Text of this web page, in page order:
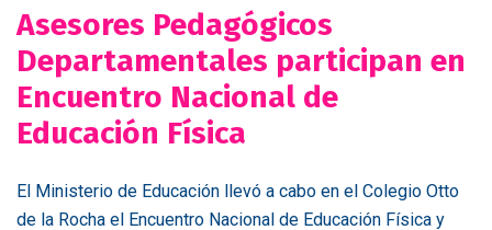
Asesores Pedagógicos
Departamentales participan en
Encuentro Nacional de
Educación Física
El Ministerio de Educación llevó a cabo en el Colegio Otto
de la Rocha el Encuentro Nacional de Educación Física y